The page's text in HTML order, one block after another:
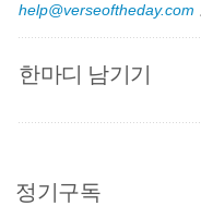
help@verseoftheday.com
한마디 남기기
정기구독